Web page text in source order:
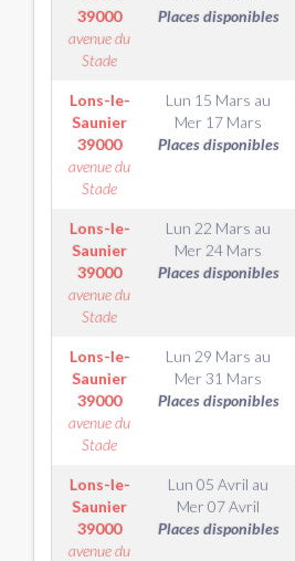
39000
avenue du
Stade
Places disponibles
Lons-le-
Saunier
39000
avenue du
Stade
Lun 15 Mars au
Mer 17 Mars
Places disponibles
Lons-le-
Saunier
39000
avenue du
Stade
Lun 22 Mars au
Mer 24 Mars
Places disponibles
Lons-le-
Saunier
39000
avenue du
Stade
Lun 29 Mars au
Mer 31 Mars
Places disponibles
Lons-le-
Saunier
39000
avenue du
Lun 05 Avril au
Mer 07 Avril
Places disponibles